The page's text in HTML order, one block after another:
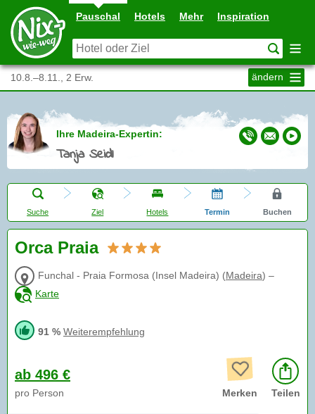
Pauschal Hotels Mehr Inspiration
10.8.–8.11., 2 Erw. ändern
Ihre Madeira-Expertin:
Tanja Seidl
Suche Ziel Hotels Termin Buchen
Orca Praia
Funchal - Praia Formosa (Insel Madeira) (Madeira) –
Karte
91 % Weiterempfehlung
ab 496 €
pro Person Merken Teilen